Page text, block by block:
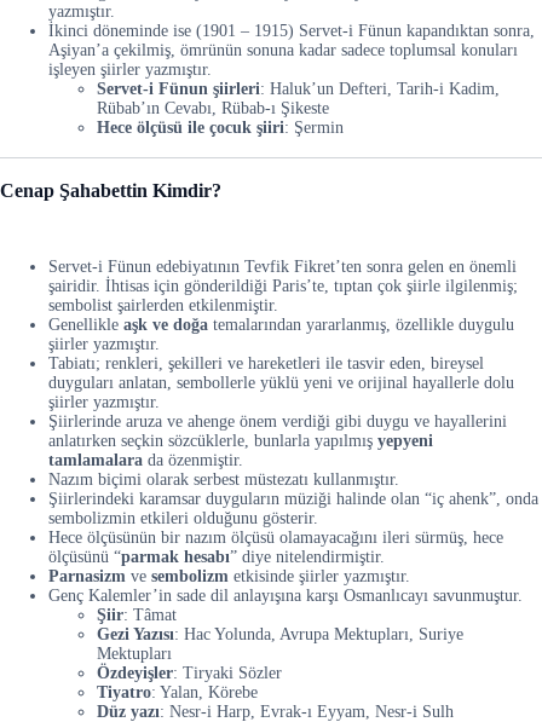
yazmıştır.
İkinci döneminde ise (1901 – 1915) Servet-i Fünun kapandıktan sonra,
Aşiyan’a çekilmiş, ömrünün sonuna kadar sadece toplumsal konuları
işleyen şiirler yazmıştır.
Servet-i Fünun şiirleri: Haluk’un Defteri, Tarih-i Kadim,
Rübab’ın Cevabı, Rübab-ı Şikeste
Hece ölçüsü ile çocuk şiiri: Şermin
Cenap Şahabettin Kimdir?
Servet-i Fünun edebiyatının Tevfik Fikret’ten sonra gelen en önemli
şairidir. İhtisas için gönderildiği Paris’te, tıptan çok şiirle ilgilenmiş;
sembolist şairlerden etkilenmiştir.
Genellikle aşk ve doğa temalarından yararlanmış, özellikle duygulu
şiirler yazmıştır.
Tabiatı; renkleri, şekilleri ve hareketleri ile tasvir eden, bireysel
duyguları anlatan, sembollerle yüklü yeni ve orijinal hayallerle dolu
şiirler yazmıştır.
Şiirlerinde aruza ve ahenge önem verdiği gibi duygu ve hayallerini
anlatırken seçkin sözcüklerle, bunlarla yapılmış yepyeni
tamlamalara da özenmiştir.
Nazım biçimi olarak serbest müstezatı kullanmıştır.
Şiirlerindeki karamsar duyguların müziği halinde olan “iç ahenk”, onda
sembolizmin etkileri olduğunu gösterir.
Hece ölçüsünün bir nazım ölçüsü olamayacağını ileri sürmüş, hece
ölçüsünü “parmak hesabı” diye nitelendirmiştir.
Parnasizm ve sembolizm etkisinde şiirler yazmıştır.
Genç Kalemler’in sade dil anlayışına karşı Osmanlıcayı savunmuştur.
Şiir: Tâmat
Gezi Yazısı: Hac Yolunda, Avrupa Mektupları, Suriye
Mektupları
Özdeyişler: Tiryaki Sözler
Tiyatro: Yalan, Körebe
Düz yazı: Nesr-i Harp, Evrak-ı Eyyam, Nesr-i Sulh